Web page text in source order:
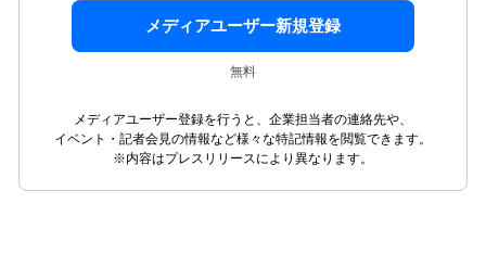
メディアユーザー新規登録
無料
メディアユーザー登録を行うと、企業担当者の連絡先や、
イベント・記者会見の情報など様々な特記情報を閲覧できます。
※内容はプレスリリースにより異なります。